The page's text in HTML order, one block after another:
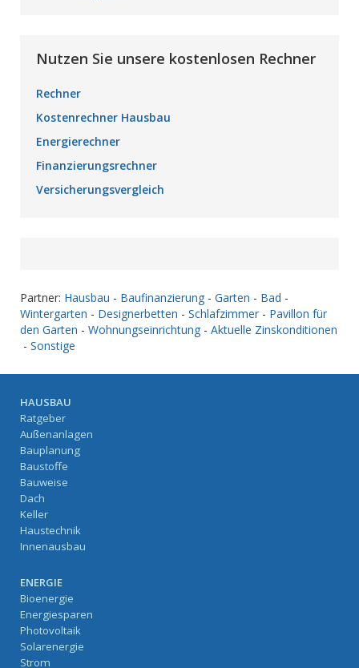
Nutzen Sie unsere kostenlosen Rechner
Rechner
Kostenrechner Hausbau
Energierechner
Finanzierungsrechner
Versicherungsvergleich
Partner: Hausbau - Baufinanzierung - Garten - Bad -
Wintergarten - Designerbetten - Schlafzimmer - Pavillon für
den Garten - Wohnungseinrichtung - Aktuelle Zinskonditionen
- Sonstige
HAUSBAU
Ratgeber
Außenanlagen
Bauplanung
Baustoffe
Bauweise
Dach
Keller
Haustechnik
Innenausbau
ENERGIE
Bioenergie
Energiesparen
Photovoltaik
Solarenergie
Strom